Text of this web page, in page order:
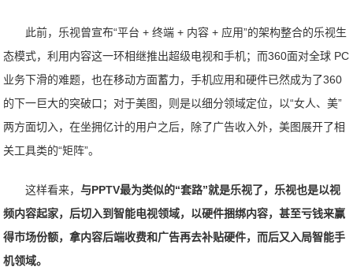
此前，乐视曾宣布“平台 + 终端 + 内容 + 应用”的架构整合的乐视生
态模式，利用内容这一环相继推出超级电视和手机；而360面对全球 PC
业务下滑的难题，也在移动方面蓄力，手机应用和硬件已然成为了360
的下一巨大的突破口；对于美图，则是以细分领域定位，以“女人、美”
两方面切入，在坐拥亿计的用户之后，除了广告收入外，美图展开了相
关工具类的“矩阵”。
这样看来，与PPTV最为类似的“套路”就是乐视了，乐视也是以视
频内容起家，后切入到智能电视领域，以硬件捆绑内容，甚至亏钱来赢
得市场份额，拿内容后端收费和广告再去补贴硬件，而后又入局智能手
机领域。